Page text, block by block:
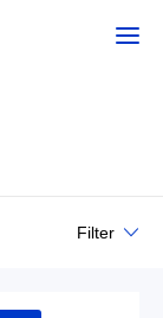
Filter